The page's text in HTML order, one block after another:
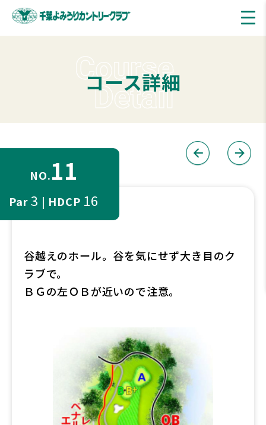
コース詳細
NO.11
Par3 | HDCP 16
谷越えのホール。谷を気にせず大き目のク
ラブで。
ＢＧの左ＯＢが近いので注意。